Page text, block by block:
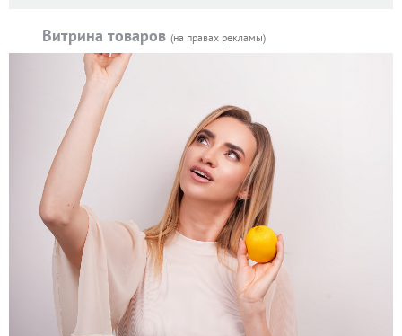
Витрина товаров (на правах рекламы)